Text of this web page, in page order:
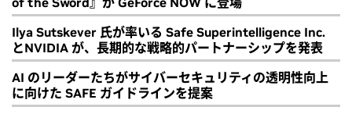
Ilya Sutskever 氏が率いる Safe Superintelligence Inc.
とNVIDIA が、長期的な戦略的パートナーシップを発表
AI のリーダーたちがサイバーセキュリティの透明性向上
に向けた SAFE ガイドラインを提案